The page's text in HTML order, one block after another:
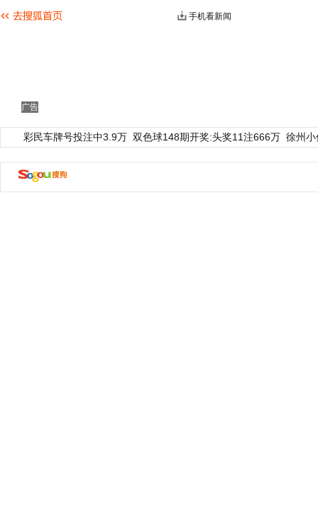
手机看新闻
广告
彩民车牌号投注中3.9万 双色球148期开奖:头奖11注666万 徐州